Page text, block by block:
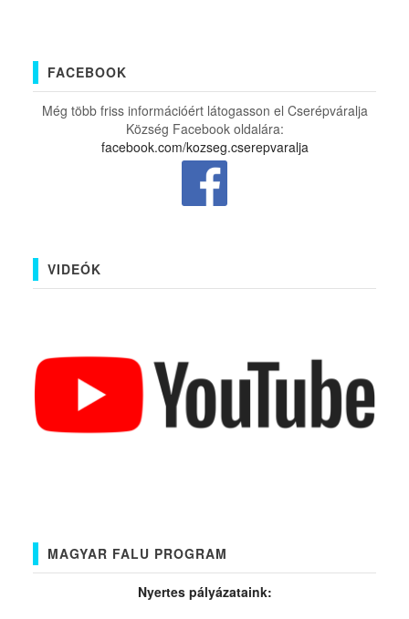
FACEBOOK
Még több friss információért látogasson el Cserépváralja
Község Facebook oldalára:
facebook.com/kozseg.cserepvaralja
VIDEÓK
MAGYAR FALU PROGRAM
Nyertes pályázataink: